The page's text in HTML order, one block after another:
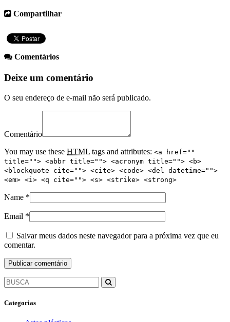
Compartilhar
Comentários
Deixe um comentário
O seu endereço de e-mail não será publicado.
Comentário
You may use these HTML tags and attributes: <a href=""
title=""> <abbr title=""> <acronym title=""> <b>
<blockquote cite=""> <cite> <code> <del datetime="">
<em> <i> <q cite=""> <s> <strike> <strong>
Name *
Email *
Salvar meus dados neste navegador para a próxima vez que eu
comentar.
Categorias